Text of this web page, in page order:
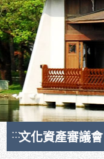
:::文化資產審議會